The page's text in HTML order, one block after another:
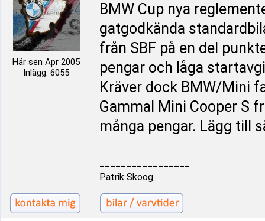
Här sen Apr 2005
Inlägg: 6055
BMW Cup nya
gatgodkända
från SBF på en del
pengar och låga
Kräver dock BMW/Mini
Gammal Mini Cooper S
många pengar. Lägg till
Patrik Skoog